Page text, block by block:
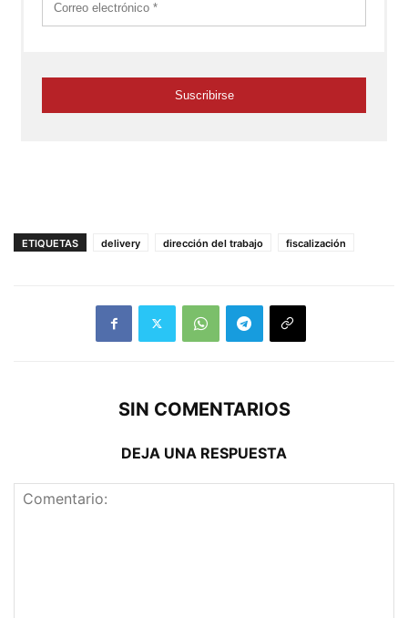
ETIQUETAS delivery dirección del trabajo fiscalización
SIN COMENTARIOS
DEJA UNA RESPUESTA